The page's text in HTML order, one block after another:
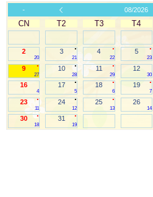
- 08/2026
CN T2 T3 T4
2
20
.
3
21
.
4
22
.
5
23
.
9
27
.
10
28
.
11
29
12
30
16
4
.
17
5
.
18
6
.
19
7
.
23
11
.
24
12
.
25
13
26
14
.
30
18
.
31
19